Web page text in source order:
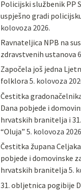
Policijski službenik PP
uspješno gradi
kolovoza 2026.
Ravnateljica NPB na
zdravstvenih ustanova
Započela još jedna
folklora 5. kolovoza
Čestitka
Dana pobjede i
hrvatskih branitelja i
“Oluja” 5. kolovoza
Čestitka župana
pobjede i domovinske
hrvatskih branitelja 5.
31. obljetnica pogibije